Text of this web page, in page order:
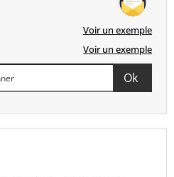
Voir un exemple
Voir un exemple